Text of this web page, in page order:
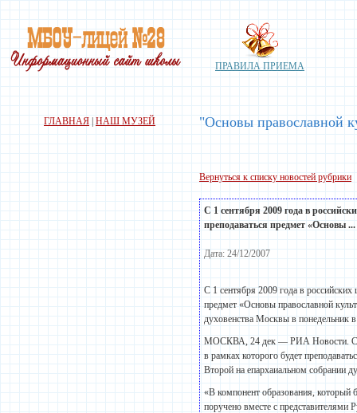
ПРАВИЛА ПРИЕМА
ГЛАВНАЯ НАШ МУЗЕЙ "Основы православной
Вернуться к списку новостей рубрики
С 1 сентября 2009 года в
преподаваться предмет «Основы ...
Дата: 24/12/2007
С 1 сентября 2009 года в российских
предмет «Основы православной
духовенства Москвы в понедельник
МОСКВА, 24 дек — РИА Новости. С 1
в рамках которого будет
Второй на епархаиальном собрании
«В компонент образования, который
поручено вместе с представителями